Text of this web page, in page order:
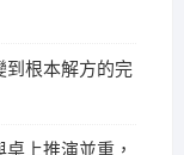
到根本解方的完
上推演並重，